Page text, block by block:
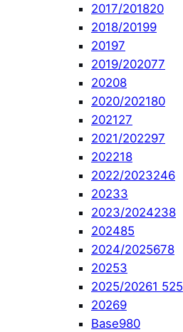
2017/201820
2018/20199
20197
2019/202077
20208
2020/202180
202127
2021/202297
202218
2022/2023246
20233
2023/2024238
202485
2024/2025678
20253
2025/20261 525
20269
Base980